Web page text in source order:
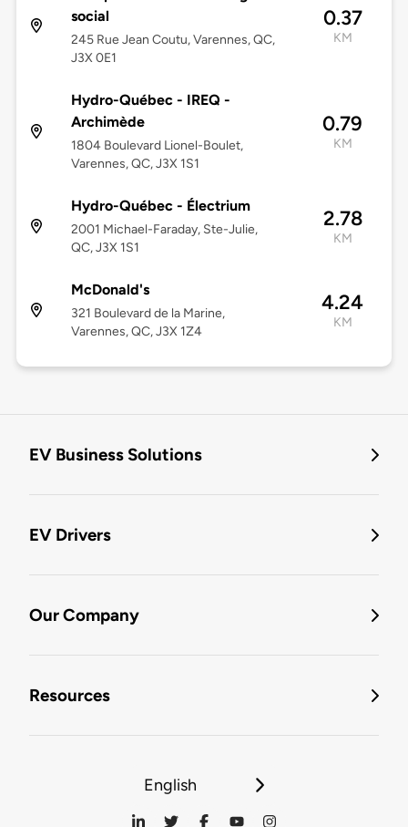
social
245 Rue Jean Coutu, Varennes, QC,
J3X 0E1
0.37
KM
Hydro-Québec - IREQ -
Archimède
1804 Boulevard Lionel-Boulet,
Varennes, QC, J3X 1S1
0.79
KM
Hydro-Québec - Électrium
2001 Michael-Faraday, Ste-Julie,
QC, J3X 1S1
2.78
KM
McDonald's
321 Boulevard de la Marine,
Varennes, QC, J3X 1Z4
4.24
KM
EV Business Solutions
EV Drivers
Our Company
Resources
English